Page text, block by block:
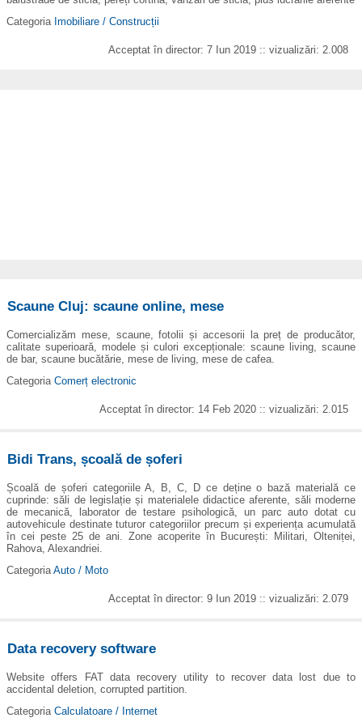
Categoria Imobiliare / Construcții
Acceptat în director: 7 Iun 2019 :: vizualizări: 2.008
Scaune Cluj: scaune online, mese
Comercializăm mese, scaune, fotolii și accesorii la preț de producător,
calitate superioară, modele și culori excepționale: scaune living, scaune
de bar, scaune bucătărie, mese de living, mese de cafea.
Categoria Comerț electronic
Acceptat în director: 14 Feb 2020 :: vizualizări: 2.015
Bidi Trans, școală de șoferi
Școală de șoferi categoriile A, B, C, D ce deține o bază materială ce
cuprinde: săli de legislație și materialele didactice aferente, săli moderne
de mecanică, laborator de testare psihologică, un parc auto dotat cu
autovehicule destinate tuturor categoriilor precum și experiența acumulată
în cei peste 25 de ani. Zone acoperite în București: Militari, Olteniței,
Rahova, Alexandriei.
Categoria Auto / Moto
Acceptat în director: 9 Iun 2019 :: vizualizări: 2.079
Data recovery software
Website offers FAT data recovery utility to recover data lost due to
accidental deletion, corrupted partition.
Categoria Calculatoare / Internet